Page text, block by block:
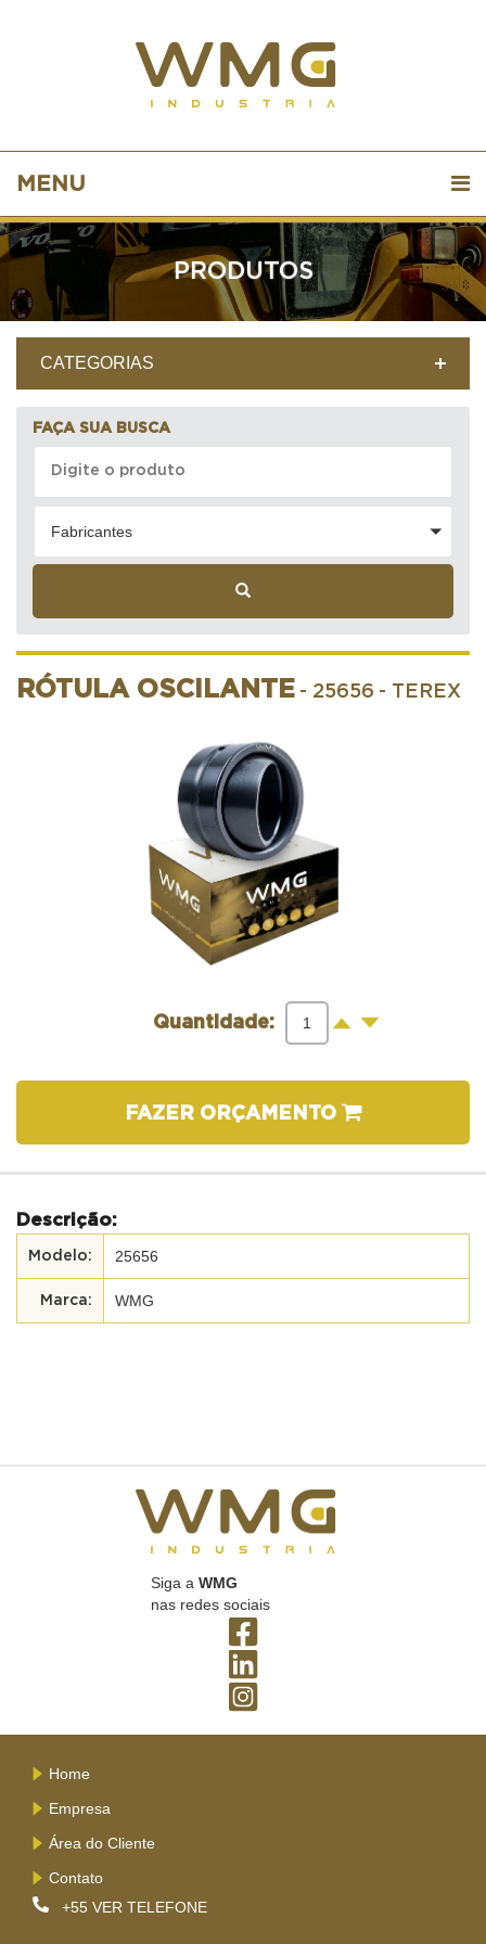
MENU
PRODUTOS
CATEGORIAS
FAÇA SUA BUSCA
Fabricantes
RÓTULA OSCILANTE - 25656 - TEREX
Quantidade: + -
FAZER ORÇAMENTO
Descrição:
25656
WMG
Siga a WMG
nas redes sociais
Home
Empresa
Área do Cliente
Contato
+55 VER TELEFONE